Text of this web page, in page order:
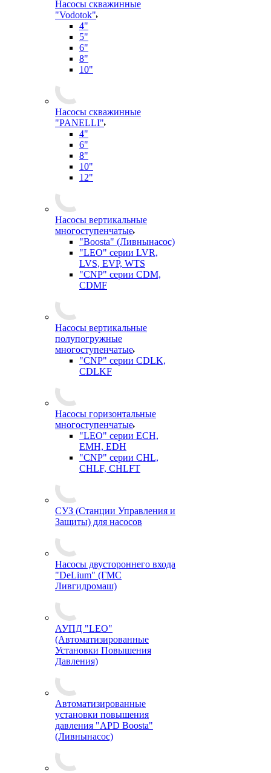
Насосы скважинные
"Vodotok"
4"
5"
6"
8"
10"
Насосы скважинные
"PANELLI"
4"
6"
8"
10"
12"
Насосы вертикальные
многоступенчатые
"Boosta" (Ливнынасос)
"LEO" серии LVR,
LVS, EVP, WTS
"CNP" серии CDM,
CDMF
Насосы вертикальные
полупогружные
многоступенчатые
"CNP" серии CDLK,
CDLKF
Насосы горизонтальные
многоступенчатые
"LEO" серии ECH,
EMH, EDH
"CNP" серии CHL,
CHLF, CHLFT
СУЗ (Станции Управления и
Защиты) для насосов
Насосы двустороннего входа
"DeLium" (ГМС
Ливгидромаш)
АУПД "LEO"
(Автоматизированные
Установки Повышения
Давления)
Автоматизированные
установки повышения
давления "APD Boosta"
(Ливнынасос)